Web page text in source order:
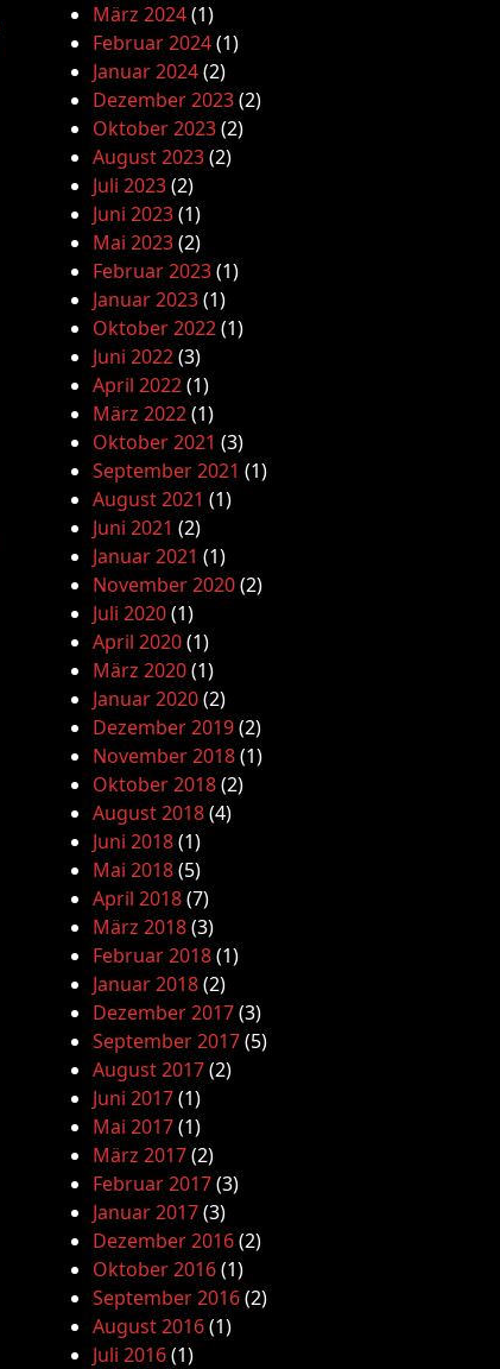
März 2024(1)
Februar 2024(1)
Januar 2024(2)
Dezember 2023(2)
Oktober 2023(2)
August 2023(2)
Juli 2023(2)
Juni 2023(1)
Mai 2023(2)
Februar 2023(1)
Januar 2023(1)
Oktober 2022(1)
Juni 2022(3)
April 2022(1)
März 2022(1)
Oktober 2021 (3)
September 2021 (1)
August 2021 (1)
Juni 2021 (2)
Januar 2021 (1)
November 2020(2)
Juli 2020(1)
April 2020(1)
März 2020(1)
Januar 2020(2)
Dezember 2019(2)
November 2018(1)
Oktober 2018(2)
August 2018(4)
Juni 2018(1)
Mai 2018(5)
April 2018(7)
März 2018(3)
Februar 2018(1)
Januar 2018(2)
Dezember 2017(3)
September 2017(5)
August 2017(2)
Juni 2017(1)
Mai 2017(1)
März 2017(2)
Februar 2017(3)
Januar 2017(3)
Dezember 2016(2)
Oktober 2016(1)
September 2016(2)
August 2016(1)
Juli 2016(1)